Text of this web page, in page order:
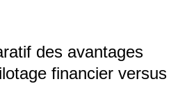
des avantages
financier versus